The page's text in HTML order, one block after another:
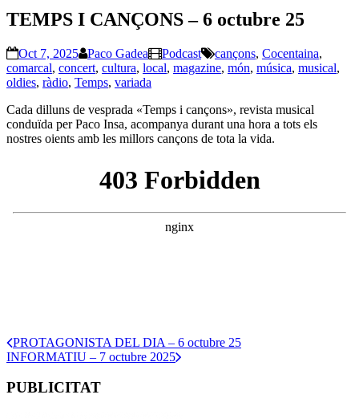
TEMPS I CANÇONS – 6 octubre 25
Oct 7, 2025 Paco Gadea Podcast cançons, Cocentaina,
comarcal, concert, cultura, local, magazine, món, música, musical,
oldies, ràdio, Temps, variada
Cada dilluns de vesprada «Temps i cançons», revista musical
conduïda per Paco Insa, acompanya durant una hora a tots els
nostres oients amb les millors cançons de tota la vida.
PROTAGONISTA DEL DIA – 6 octubre 25
INFORMATIU – 7 octubre 2025
PUBLICITAT